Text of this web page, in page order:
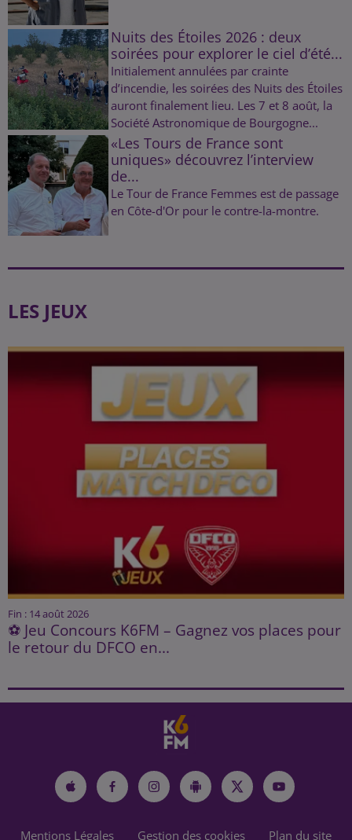
Nuits des Étoiles 2026 : deux
soirées pour explorer le ciel d’été...
Initialement annulées par crainte
d’incendie, les soirées des Nuits des Étoiles
auront finalement lieu. Les 7 et 8 août, la
Société Astronomique de Bourgogne...
«Les Tours de France sont
uniques» découvrez l’interview
de...
Le Tour de France Femmes est de passage
en Côte-d'Or pour le contre-la-montre.
LES JEUX
Fin : 14 août 2026
⚽ Jeu Concours K6FM – Gagnez vos places pour
le retour du DFCO en...
Mentions Légales Gestion des cookies Plan du site